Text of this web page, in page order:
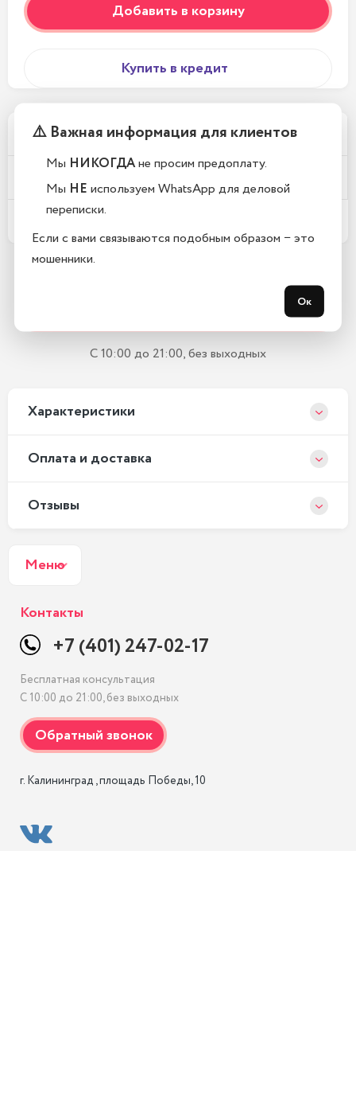
Добавить в корзину
Купить в кредит
Почему у вас такие низкие цены?
Какой срок гарантии?
С 10:00 до 21:00, без выходных
Xарактеристики
Оплата и доставка
Отзывы
Меню
Контакты
+7 (401) 247-02-17
Бесплатная консультация
С 10:00 до 21:00, без выходных
г. Калининград , площадь Победы, 10
⚠️ Важная информация для клиентов
Мы НИКОГДАне просим предоплату.
Мы НЕ используем WhatsApp для деловой
переписки.
Если с вами связываются подобным образом − это
мошенники.
Ок